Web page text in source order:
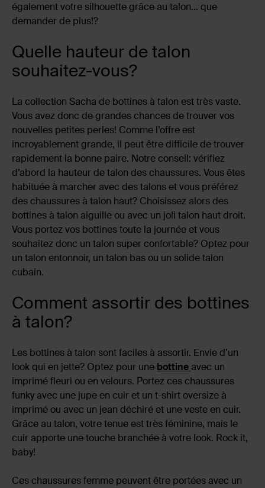
également votre silhouette grâce au talon… que
demander de plus!?
Quelle hauteur de talon
souhaitez-vous?
La collection Sacha de bottines à talon est très vaste.
Vous avez donc de grandes chances de trouver vos
nouvelles petites perles! Comme l’offre est
incroyablement grande, il peut être difficile de trouver
rapidement la bonne paire. Notre conseil: vérifiez
d’abord la hauteur de talon des chaussures. Vous êtes
habituée à marcher avec des talons et vous préférez
des chaussures à talon haut? Choisissez alors des
bottines à talon aiguille ou avec un joli talon haut droit.
Vous portez vos bottines toute la journée et vous
souhaitez donc un talon super confortable? Optez pour
un talon entonnoir, un talon bas ou un solide talon
cubain.
Comment assortir des bottines
à talon?
Les bottines à talon sont faciles à assortir. Envie d’un
look qui en jette? Optez pour une bottine avec un
imprimé fleuri ou en velours. Portez ces chaussures
funky avec une jupe en cuir et un t-shirt oversize à
imprimé ou avec un jean déchiré et une veste en cuir.
Grâce au talon, votre tenue est très féminine, mais le
cuir apporte une touche branchée à votre look. Rock it,
baby!
Ces chaussures femme peuvent être portées avec un